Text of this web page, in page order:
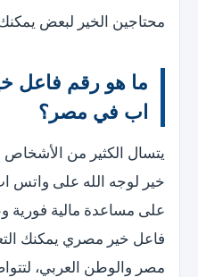
محتاجين الخير لبعض
ما هو رقم فاعل
اب في مصر؟
يتسال الكثير من
خير لوجه الله على
على مساعدة مالية فورية
فاعل خير مصري يمكنك
مصر والوطن العربي،